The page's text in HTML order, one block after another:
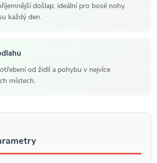
došlap, ideální pro bosé nohy.
každý den.
od židlí a pohybu v nejvíce
místech.